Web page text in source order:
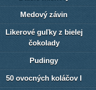
Medový závin
Likerové guľky z bielej
čokolady
Pudingy
50 ovocných koláčov I